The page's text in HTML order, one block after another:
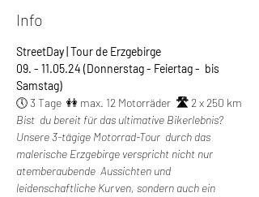
Info
StreetDay | Tour de Erzgebirge
09. - 11.05.24 (Donnerstag - Feiertag -  bis
Samstag)
🕔 3 Tage  👭 max. 12 Motorräder 🛣️ 2 x 250 km
Bist  du bereit für das ultimative Bikerlebnis?
Unsere 3-tägige Motorrad-Tour  durch das
malerische Erzgebirge verspricht nicht nur
atemberaubende  Aussichten und
leidenschaftliche Kurven, sondern auch ein